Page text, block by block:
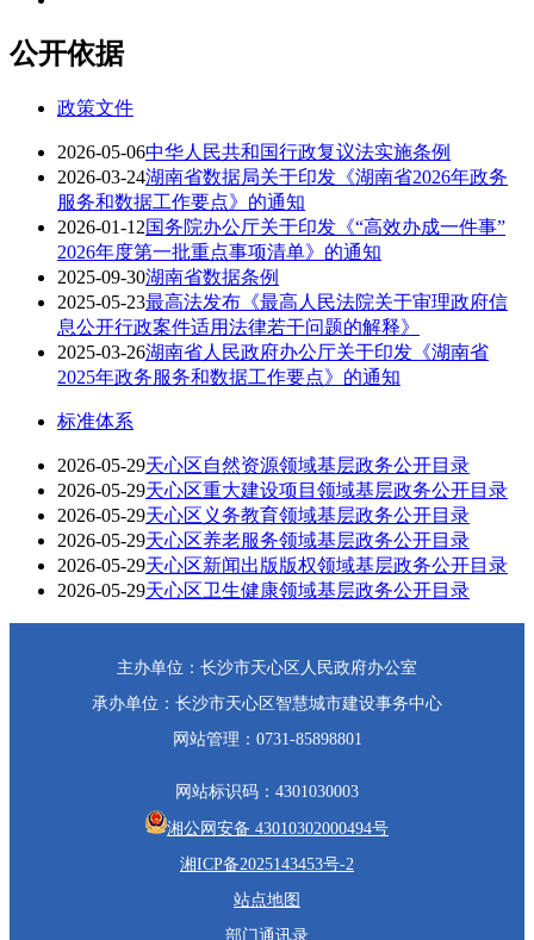
公开依据
政策文件
2026-05-06中华人民共和国行政复议法实施条例
2026-03-24湖南省数据局关于印发《湖南省2026年政务
服务和数据工作要点》的通知
2026-01-12国务院办公厅关于印发《“高效办成一件事”
2026年度第一批重点事项清单》的通知
2025-09-30湖南省数据条例
2025-05-23最高法发布《最高人民法院关于审理政府信
息公开行政案件适用法律若干问题的解释》
2025-03-26湖南省人民政府办公厅关于印发《湖南省
2025年政务服务和数据工作要点》的通知
标准体系
2026-05-29天心区自然资源领域基层政务公开目录
2026-05-29天心区重大建设项目领域基层政务公开目录
2026-05-29天心区义务教育领域基层政务公开目录
2026-05-29天心区养老服务领域基层政务公开目录
2026-05-29天心区新闻出版版权领域基层政务公开目录
2026-05-29天心区卫生健康领域基层政务公开目录
主办单位：长沙市天心区人民政府办公室
承办单位：长沙市天心区智慧城市建设事务中心
网站管理：0731-85898801
网站标识码：4301030003
湘公网安备 43010302000494号
湘ICP备2025143453号-2
站点地图
部门通讯录